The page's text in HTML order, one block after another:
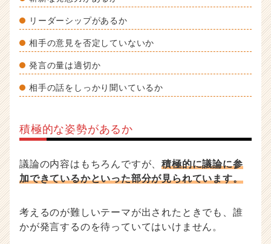
リーダーシップがあるか
相手の意見を否定していないか
発言の量は適切か
相手の話をしっかり聞いているか
積極的な姿勢があるか
議論の内容はもちろんですが、積極的に議論に参
加できているかといった部分が見られています。
考えるのが難しいテーマが出されたときでも、誰
かが発言するのを待っていてはいけません。